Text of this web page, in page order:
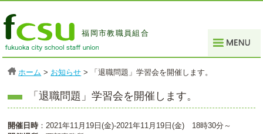
福岡市教職員組合
福岡市教職員組合とは
組合加入
お問い合わせ
ホーム > お知らせ > 「退職問題」学習会を開催します。
「退職問題」学習会を開催します。
開催日時 ：2021年11月19日(金)-2021年11月19日(金) 18時30分～